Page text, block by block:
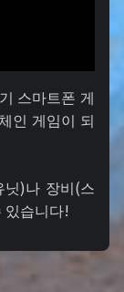
스마트폰 게
인 게임이 되
)나 장비(스
있습니다!